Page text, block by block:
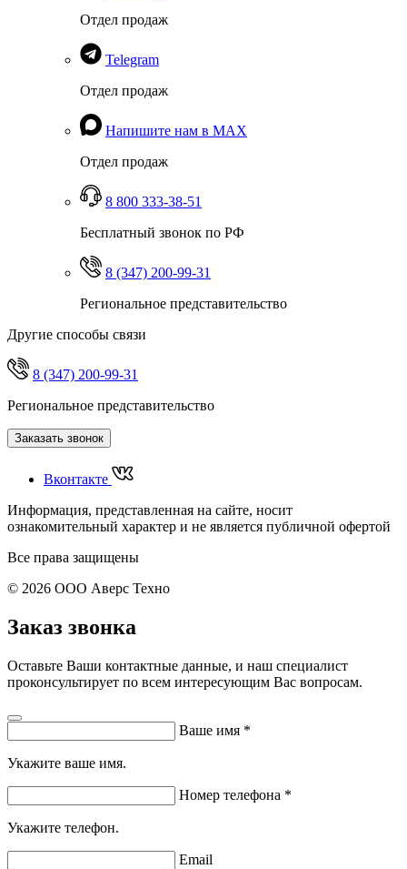
Отдел продаж
Telegram
Отдел продаж
Напишите нам в MAX
Отдел продаж
8 800 333-38-51
Бесплатный звонок по РФ
8 (347) 200-99-31
Региональное представительство
Другие способы связи
8 (347) 200-99-31
Региональное представительство
Заказать звонок
Вконтакте
Информация, представленная на сайте, носит
ознакомительный характер и не является публичной офертой
Все права защищены
© 2026 ООО Аверс Техно
Заказ звонка
Оставьте Ваши контактные данные, и наш специалист
проконсультирует по всем интересующим Вас вопросам.
Ваше имя *
Укажите ваше имя.
Номер телефона *
Укажите телефон.
Email